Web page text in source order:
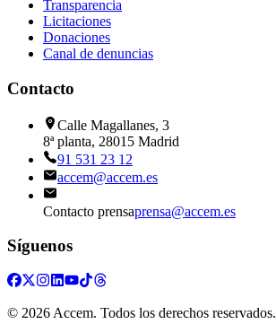
Transparencia
Licitaciones
Donaciones
Canal de denuncias
Contacto
Calle Magallanes, 3
8ª planta, 28015 Madrid
91 531 23 12
accem@accem.es
Contacto prensaprensa@accem.es
Síguenos
© 2026 Accem. Todos los derechos reservados.